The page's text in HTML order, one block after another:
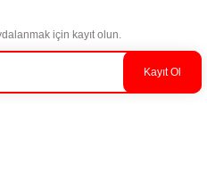
için kayıt olun.
Kayıt Ol